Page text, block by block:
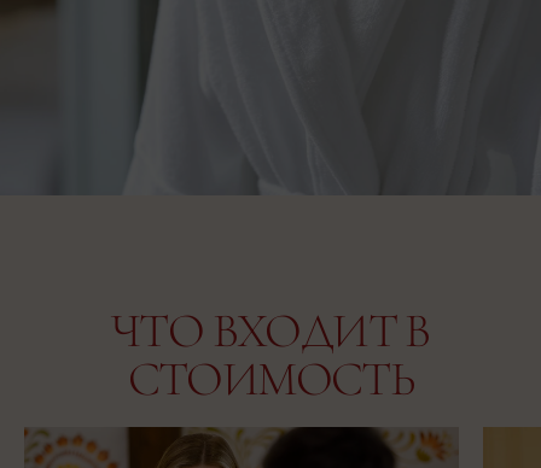
ЧТО ВХОДИТ В
СТОИМОСТЬ